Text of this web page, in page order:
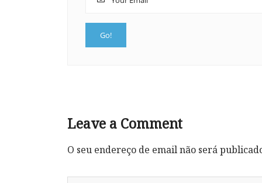
Leave a Comment
O seu endereço de email não será